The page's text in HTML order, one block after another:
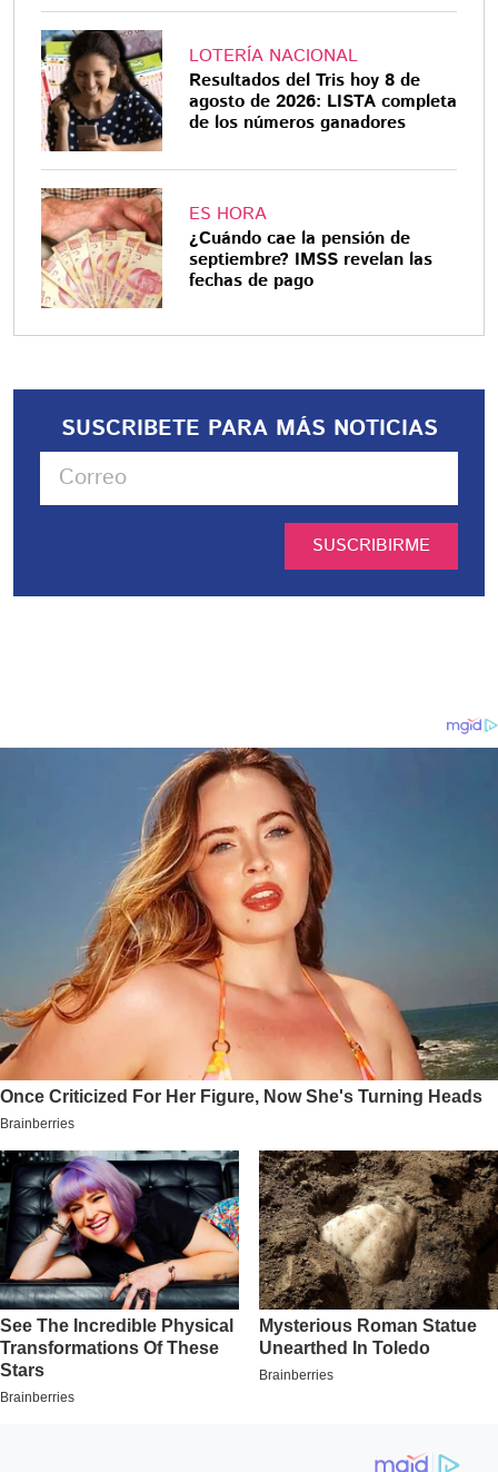
LOTERÍA NACIONAL
Resultados del Tris hoy 8 de
agosto de 2026: LISTA completa
de los números ganadores
ES HORA
¿Cuándo cae la pensión de
septiembre? IMSS revelan las
fechas de pago
SUSCRIBETE PARA MÁS NOTICIAS
SUSCRIBIRME